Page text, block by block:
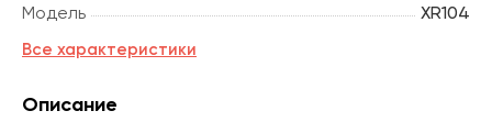
Модель
XR104
Все характеристики
Описание